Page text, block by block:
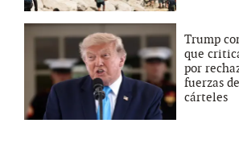
Trump
que
por
fuerzas
cárteles